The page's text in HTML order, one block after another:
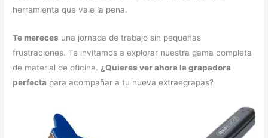
herramienta que vale la pena.
Te mereces una jornada de trabajo sin pequeñas
frustraciones. Te invitamos a explorar nuestra gama completa
de material de oficina. ¿Quieres ver ahora la grapadora
perfecta para acompañar a tu nueva extraegrapas?